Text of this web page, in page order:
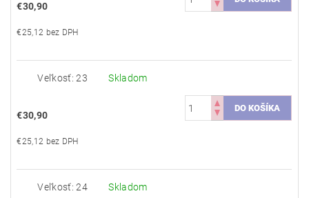
€30,90
€25,12 bez DPH
Veľkosť: 23 Skladom
€30,90
€25,12 bez DPH
Veľkosť: 24 Skladom